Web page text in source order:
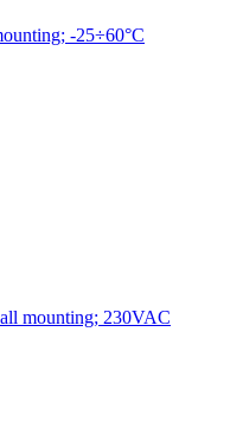
-25÷60°C
mounting; 230VAC